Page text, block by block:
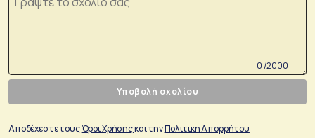
0 /2000
Υποβολή σχολίου
Αποδέχεστε τουςΌροι Χρήσηςκαι τηνΠολιτικη Απορρήτου